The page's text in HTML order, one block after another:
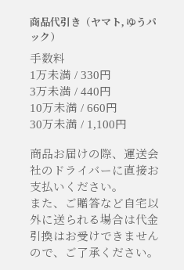
商品代引き（ヤマト, ゆうパ
ック）
手数料
1万未満 / 330円
3万未満 / 440円
10万未満 / 660円
30万未満 / 1,100円
商品お届けの際、運送会
社のドライバーに直接お
支払いください。
また、ご贈答など自宅以
外に送られる場合は代金
引換はお受けできません
ので、ご了承ください。